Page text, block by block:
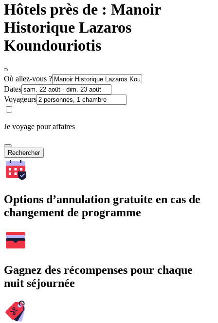
Hôtels près de : Manoir
Historique Lazaros
Koundouriotis
Où allez-vous ?
Dates
Voyageurs
Je voyage pour affaires
Rechercher
Options d’annulation gratuite en cas de
changement de programme
Gagnez des récompenses pour chaque
nuit séjournée